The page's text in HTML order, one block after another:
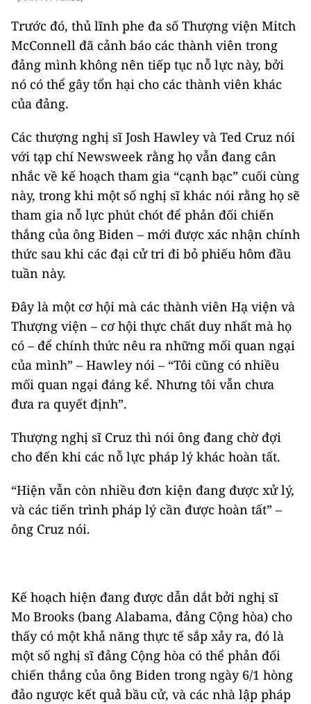
Trước đó, thủ lĩnh phe đa số Thượng viện Mitch
McConnell đã cảnh báo các thành viên trong
đảng mình không nên tiếp tục nỗ lực này, bởi
nó có thể gây tổn hại cho các thành viên khác
của đảng.
Các thượng nghị sĩ Josh Hawley và Ted Cruz nói
với tạp chí Newsweek rằng họ vẫn đang cân
nhắc về kế hoạch tham gia “cạnh bạc” cuối cùng
này, trong khi một số nghị sĩ khác nói rằng họ sẽ
tham gia nỗ lực phút chót để phản đối chiến
thắng của ông Biden – mới được xác nhận chính
thức sau khi các đại cử tri đi bỏ phiếu hôm đầu
tuần này.
Đây là một cơ hội mà các thành viên Hạ viện và
Thượng viện – cơ hội thực chất duy nhất mà họ
có – để chính thức nêu ra những mối quan ngại
của mình” – Hawley nói – “Tôi cũng có nhiều
mối quan ngại đáng kể. Nhưng tôi vẫn chưa
đưa ra quyết định”.
Thượng nghị sĩ Cruz thì nói ông đang chờ đợi
cho đến khi các nỗ lực pháp lý khác hoàn tất.
“Hiện vẫn còn nhiều đơn kiện đang được xử lý,
và các tiến trình pháp lý cần được hoàn tất” –
ông Cruz nói.
Kế hoạch hiện đang được dẫn dắt bởi nghị sĩ
Mo Brooks (bang Alabama, đảng Cộng hòa) cho
thấy có một khả năng thực tế sắp xảy ra, đó là
một số nghị sĩ đảng Cộng hòa có thể phản đối
chiến thắng của ông Biden trong ngày 6/1 hòng
đảo ngược kết quả bầu cử, và các nhà lập pháp